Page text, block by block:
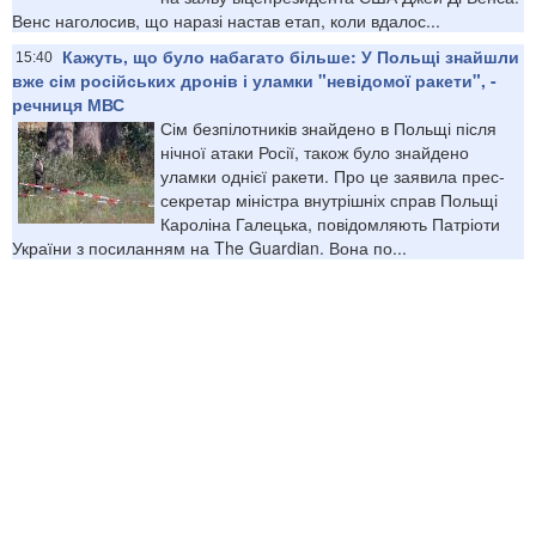
Венс наголосив, що наразі настав етап, коли вдалос...
15:40
Кажуть, що було набагато більше: У Польщі знайшли
вже сім російських дронів і уламки "невідомої ракети", -
речниця МВС
Сім безпілотників знайдено в Польщі після
нічної атаки Росії, також було знайдено
уламки однієї ракети. Про це заявила прес-
секретар міністра внутрішніх справ Польщі
Кароліна Галецька, повідомляють Патріоти
України з посиланням на The Guardian. Вона по...